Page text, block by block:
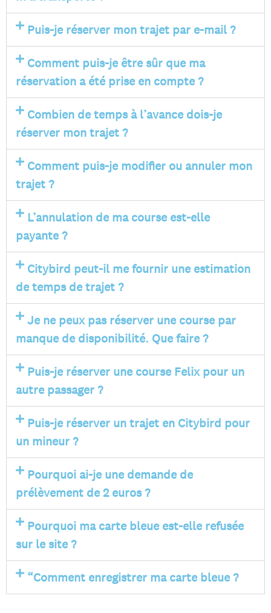
Puis-je réserver mon trajet par e-mail ?
Comment puis-je être sûr que ma
réservation a été prise en compte ?
Combien de temps à l’avance dois-je
réserver mon trajet ?
Comment puis-je modifier ou annuler mon
trajet ?
L’annulation de ma course est-elle
payante ?
Citybird peut-il me fournir une estimation
de temps de trajet ?
Je ne peux pas réserver une course par
manque de disponibilité. Que faire ?
Puis-je réserver une course Felix pour un
autre passager ?
Puis-je réserver un trajet en Citybird pour
un mineur ?
Pourquoi ai-je une demande de
prélèvement de 2 euros ?
Pourquoi ma carte bleue est-elle refusée
sur le site ?
“Comment enregistrer ma carte bleue ?